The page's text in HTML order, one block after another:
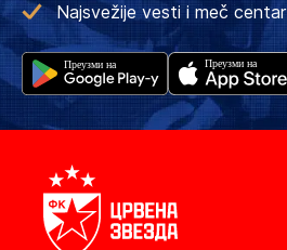
Najsvežije vesti i meč centar